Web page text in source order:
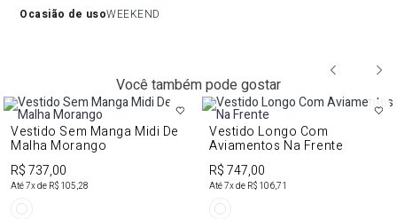
ocasião de usoWEEKEND
Você também pode gostar
Vestido Sem Manga Midi De
Malha Morango
R$ 737,00
Até7x de R$ 105,28
Vestido Longo Com
Aviamentos Na Frente
R$ 747,00
Até7x de R$ 106,71